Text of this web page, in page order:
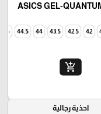
ASICS GEL-
42
42.5
43.5
44
44.5
45
add_shopping_cart
احذية رجالية